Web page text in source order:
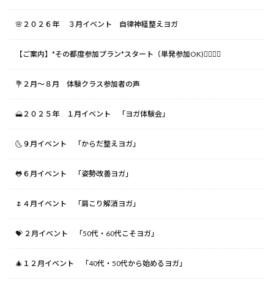
🌸２０２６年 ３月イベント 自律神経整えヨガ
【ご案内】*その都度参加プラン*スタート（単発参加OK)🧘‍♀️🧘‍♂️
💐２月〜８月 体験クラス参加者の声
🗻２０２５年 １月イベント 「ヨガ体験会」
🌜９月イベント 「からだ整えヨガ」
🐸６月イベント 「姿勢改善ヨガ」
🌷４月イベント 「肩こり解消ヨガ」
💝 ２月イベント 「50代・60代こそヨガ」
🎄１２月イベント 「40代・50代から始めるヨガ」